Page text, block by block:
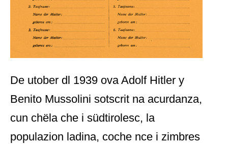
De utober dl 1939 ova Adolf Hitler y
Benito Mussolini sotscrit na acurdanza,
cun chëla che i südtirolesc, la
populazion ladina, coche nce i zimbres